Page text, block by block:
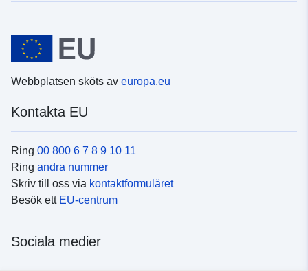
Webbplatsen sköts av europa.eu
Kontakta EU
Ring 00 800 6 7 8 9 10 11
Ring andra nummer
Skriv till oss via kontaktformuläret
Besök ett EU-centrum
Sociala medier